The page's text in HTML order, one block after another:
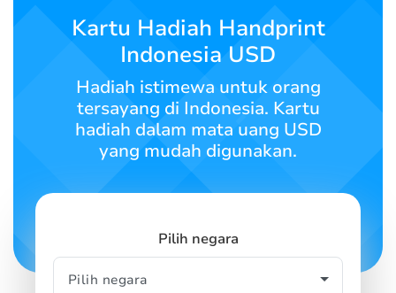
Hubungi
Kami
Bahasa Indonesia
SIGN UP
Kartu Hadiah Handprint
Indonesia USD
Hadiah istimewa untuk orang
tersayang di Indonesia. Kartu
hadiah dalam mata uang USD
yang mudah digunakan.
Pilih negara